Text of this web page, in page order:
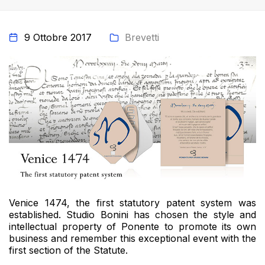
9 Ottobre 2017 Brevetti
Venice 1474, the first statutory patent system was
established. Studio Bonini has chosen the style and
intellectual property of Ponente to promote its own
business and remember this exceptional event with the
first section of the Statute.